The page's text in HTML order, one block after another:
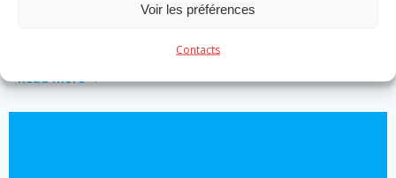
Voir les préférences
Contacts
professionnels
Nov 19
Read more